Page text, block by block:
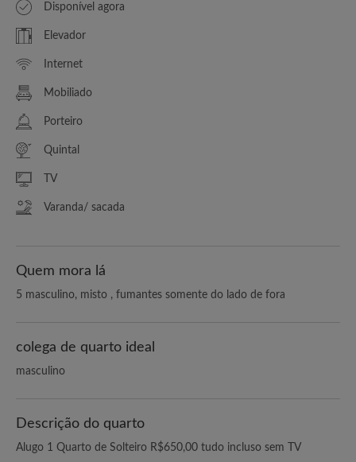
Disponível agora
Elevador
Internet
Mobiliado
Porteiro
Quintal
TV
Varanda/ sacada
Quem mora lá
5 masculino, misto , fumantes somente do lado de fora
colega de quarto ideal
masculino
Descrição do quarto
Alugo 1 Quarto de Solteiro R$650,00 tudo incluso sem TV